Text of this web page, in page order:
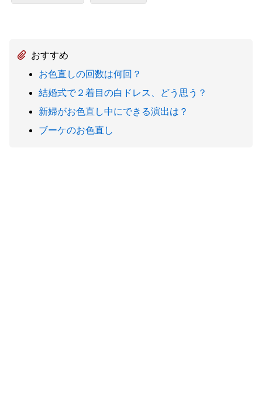
おすすめ
お色直しの回数は何回？
結婚式で２着目の白ドレス、どう思う？
新婦がお色直し中にできる演出は？
ブーケのお色直し